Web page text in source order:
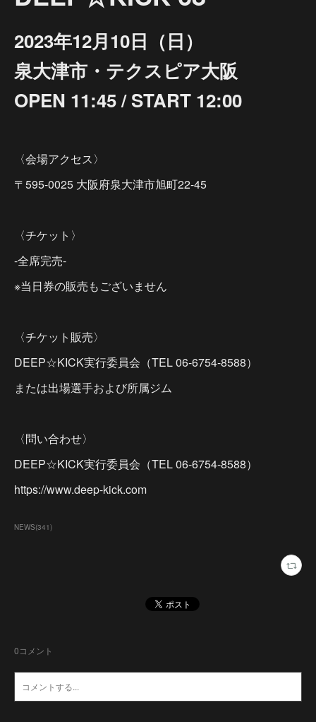
2023年12月10日（日）
泉大津市・テクスピア大阪
OPEN 11:45 / START 12:00
〈会場アクセス〉
〒595-0025 大阪府泉大津市旭町22-45
〈チケット〉
-全席完売-
※当日券の販売もございません
〈チケット販売〉
DEEP☆KICK実行委員会（TEL 06-6754-8588）
または出場選手および所属ジム
〈問い合わせ〉
DEEP☆KICK実行委員会（TEL 06-6754-8588）
https://www.deep-kick.com
NEWS(341)
0コメント